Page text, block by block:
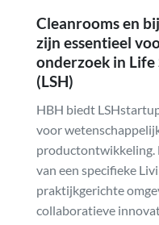
Cleanrooms en
zijn essentieel
onderzoek in Life
(LSH)
HBH biedt
voor
productontwikkeling.
van een specifieke
praktijkgerichte
collaboratieve